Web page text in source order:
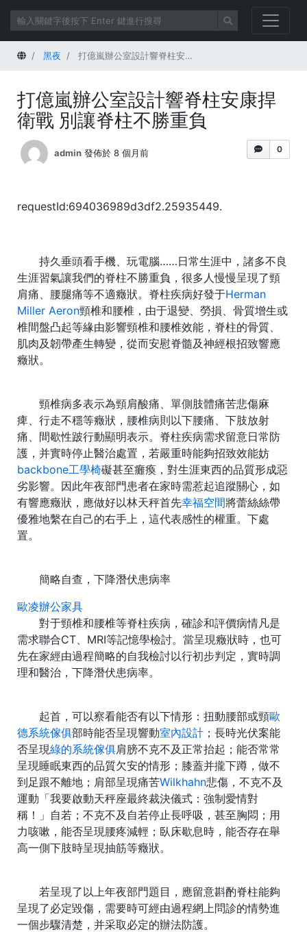
首頁 黑夜 打億嵐辦公室設計響脊柱安康捍衛戰 別讓脊柱不勝重負
打億嵐辦公室設計響脊柱安康捍
衛戰 別讓脊柱不勝重負
0
admin 發佈於 8 個月前
requestId:694036989d3df2.25935449.
持久垂頭看手機、玩電腦……日常生涯中，諸多不良
生涯習氣讓我們的脊柱不勝重負，很多人慢慢呈現了頸
肩痛、腰腿痛等不適癥狀。脊柱疾病好發于Herman
Miller Aeron頸椎和腰椎，由于退變、勞損、骨質增生或
椎間盤凸起等緣由影響頸椎和腰椎效能，脊柱的骨質、
肌肉及韌帶產生轉變，從而安慰脊髓及神經根招致響應
癥狀。
頸椎病多表示為頸肩酸痛、單側肢體痛苦悲傷麻
痺、行走不穩等癥狀，腰椎病則以下腰痛、下肢放射
痛、間歇性跛行動顯明表示。脊柱疾病需求留意日常防
護，并實時停止醫治處置，若嚴重時能夠招致效能妨
backbone工學椅礙甚至癱瘓，對生涯東西的品質形成惡
劣影響。因此年夜部門患者在家時需惹起追蹤關心，如
有響應癥狀，應做好以林天秤首先幸福空間將蕾絲絲帶
優雅地繫在自己的右手上，這代表感性的權重。下處
置。
簡略自查，下降潛伏患病率
歐凌辦公家具
對于頸椎和腰椎等脊柱疾病，確診和評價病情凡是
需求聯合CT、MRI等記憶學檢討。當呈現癥狀時，也可
先在家經由過程簡略的自我檢討以行初步判定，實時調
理和醫治，下降潛伏患病率。
起首，可以察看能否有以下情形：扭動腰部或頸歐
德系統傢俱部時能否呈現響動室內設計 ；長時光伏案能
否呈現綠的系統傢俱肩膀不克不及正常抬起；能否常常
呈現睡眠東西的品質欠安的情形；膝蓋并攏下蹲，做不
到足跟不離地；肩部呈現痛苦Wilkhahn悲傷，不克不及
運動「我要啟動天秤座最終裁決儀式：強制愛情對
稱！」自若；不克不及自若停止長呼吸，甚至胸悶；用
力咳嗽，能否呈現腰疼減輕；臥床歇息時，能否存在舉
高一側下肢時呈現抽筋等癥狀。
若呈現了以上年夜部門題目，應留意斟酌脊柱能夠
呈現了必定毀傷，需要時可經由過程網上問診的情勢進
一個步驟清楚，并采取必定的辦法防護。